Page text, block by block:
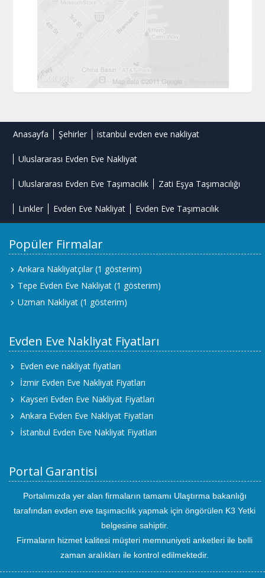
Anasayfa Şehirler istanbul evden eve nakliyat
Uluslararası Evden Eve Nakliyat
Uluslararası Evden Eve Taşımacılık Zati Eşya Taşımacılığı
Linkler Evden Eve Nakliyat Evden Eve Taşımacılık
Popüler Firmalar
Ankara Nakliyatçılar (1 gösterim)
Tepe Evden Eve Nakliyat (1 gösterim)
Uzman Nakliyat (1 gösterim)
Evden Eve Nakliyat Fiyatları
Evden eve nakliyat fiyatları
İzmir Evden Eve Nakliyat Fiyatları
Kayseri Evden Eve Nakliyat Fiyatları
Ankara Evden Eve Nakliyat Fiyatları
İstanbul Evden Eve Nakliyat Fiyatları
Portal Garantisi
Portalımızda yer alan firmaların tamamı Ulaştırma bakanlığı
tarafından evden eve taşımacılık yapmak için öngörülen K3 Yetki
belgesine sahiptir.
Firmaların hizmet kalitesi müşteri memnuniyeti anketleri ile belli
zaman aralıkları ile kontrol edilmektedir.